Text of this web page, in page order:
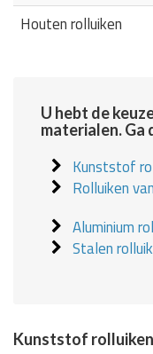
Houten rolluiken
U hebt de
materialen. Ga
Kunststof
Rolluiken
Aluminium
Stalen
Kunststof rolluiken